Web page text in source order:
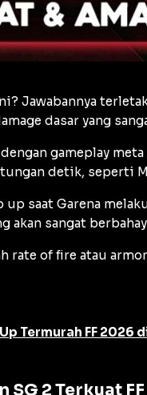
Jawabannya
dasar yang
gameplay
detik, seperti
up saat Garena
akan sangat
rate of fire atau
Termurah FF 2026
2 Terkuat